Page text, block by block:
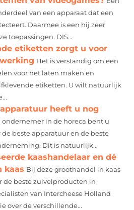
van een apparaat dat een
Daarmee is een hij zeer
toepassingen. DIS...
etiketten zorgt u voor
Het is verstandig om een
voor het laten maken en
etiketten. U wilt natuurlijk
heeft u nog
ondernemer in de horeca bent u
beste apparatuur en de beste
Dit is natuurlijk...
kaashandelaar en dé
kaas Bij deze groothandel in kaas
de beste zuivelproducten in
van Intercheese Holland
over de verschillende...